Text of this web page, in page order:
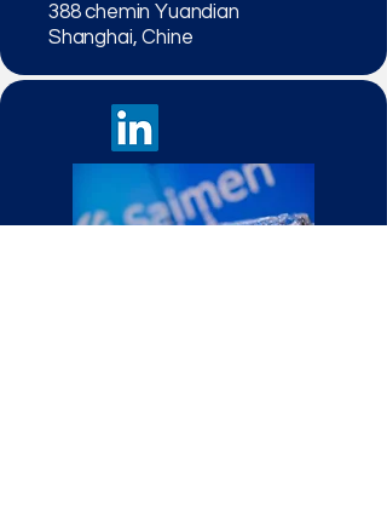
388 chemin Yuandian
Shanghai, Chine